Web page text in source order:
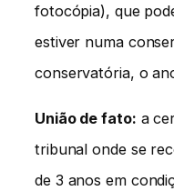
fotocópia), que
estiver numa
conservatória, o
União de fato: a
tribunal onde se
de 3 anos em